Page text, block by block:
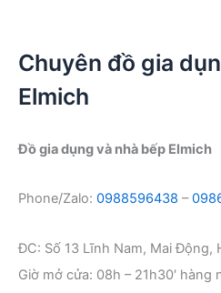
Chuyên đồ gia
Elmich
Đồ gia dụng và nhà bếp Elmich
Phone/Zalo: 0988596438 –
ĐC: Số 13 Lĩnh Nam, Mai Động,
Giờ mở cửa: 08h – 21h30′ hàng